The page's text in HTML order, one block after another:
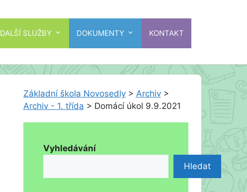
DALŠÍ SLUŽBY DOKUMENTY KONTAKT
Základní škola Novosedly> Archiv>
Archiv - 1. třída > Domácí úkol 9.9.2021
Vyhledávání
Hledat